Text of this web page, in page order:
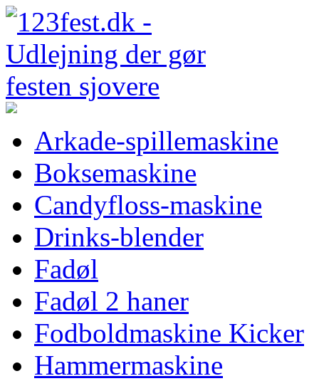
Arkade-spillemaskine
Boksemaskine
Candyfloss-maskine
Drinks-blender
Fadøl
Fadøl 2 haner
Fodboldmaskine Kicker
Hammermaskine